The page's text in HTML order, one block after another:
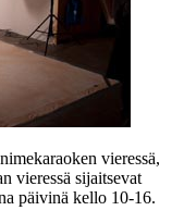
vieressä,
vieressä sijaitsevat
päivinä kello 10-16.